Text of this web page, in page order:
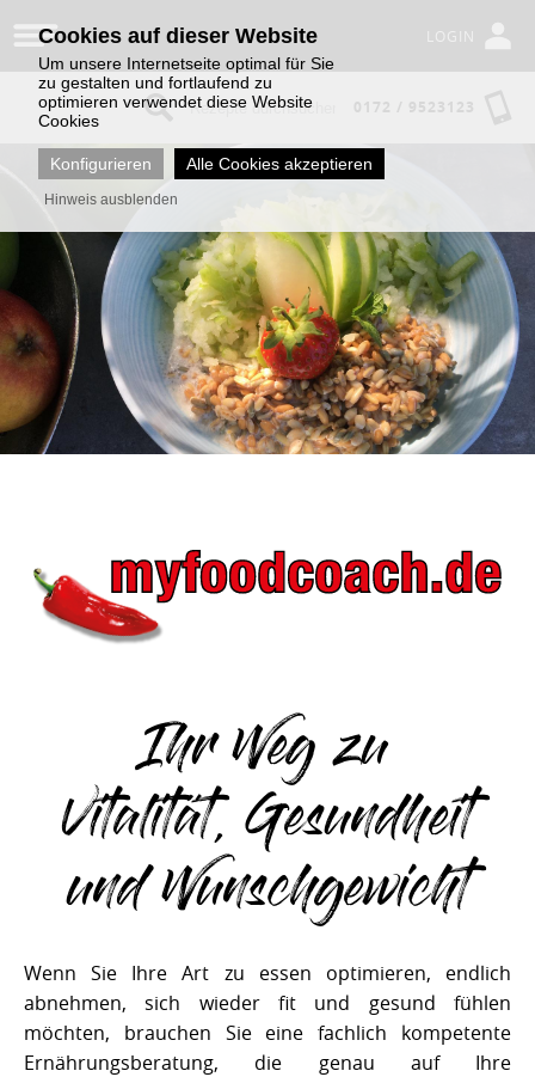
LOGIN
Ihr Weg zu
Vitalität, Gesundheit
und Wunschgewicht
Wenn Sie Ihre Art zu essen optimieren, endlich
abnehmen, sich wieder fit und gesund fühlen
möchten, brauchen Sie eine fachlich kompetente
Ernährungsberatung, die genau auf Ihre
Cookies auf dieser Website
Um unsere Internetseite optimal für Sie
zu gestalten und fortlaufend zu
optimieren verwendet diese Website
Cookies
Konfigurieren Alle Cookies akzeptieren
Hinweis ausblenden